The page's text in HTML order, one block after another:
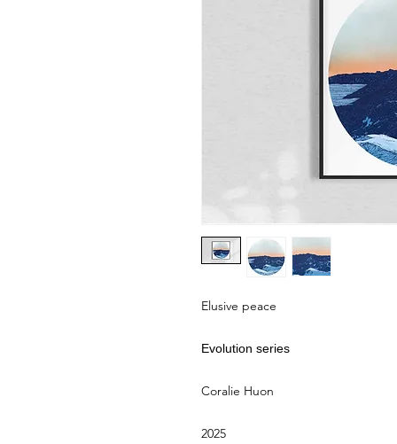
Elusive peace
Evolution series
Coralie Huon
2025